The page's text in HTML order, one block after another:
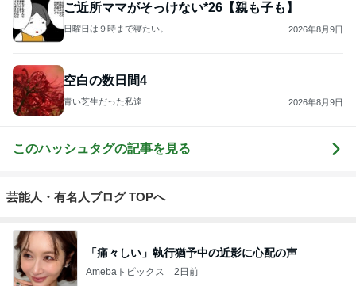
ご近所ママがそっけない*26【親も子も】
日曜日は９時まで寝たい。 2026年8月9日
空白の数日間4
青い芝生だった私達 2026年8月9日
このハッシュタグの記事を見る
芸能人・有名人ブログ TOPへ
「痛々しい」執行猶予中の近影に心配の声
Amebaトピックス 2日前